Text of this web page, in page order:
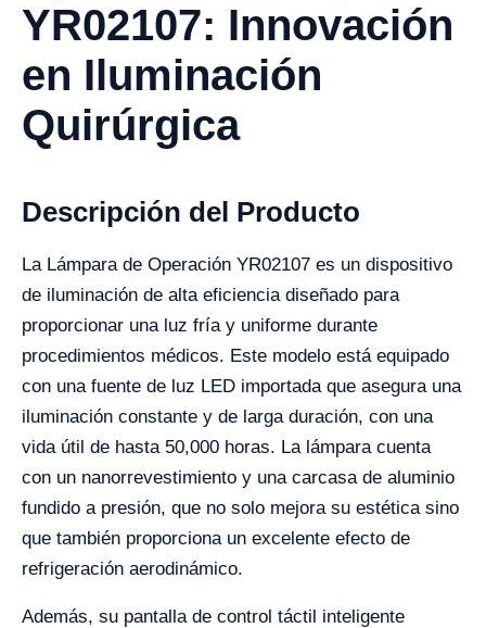
YR02107: Innovación
en Iluminación
Quirúrgica
Descripción del Producto
La Lámpara de Operación YR02107 es un dispositivo
de iluminación de alta eficiencia diseñado para
proporcionar una luz fría y uniforme durante
procedimientos médicos. Este modelo está equipado
con una fuente de luz LED importada que asegura una
iluminación constante y de larga duración, con una
vida útil de hasta 50,000 horas. La lámpara cuenta
con un nanorrevestimiento y una carcasa de aluminio
fundido a presión, que no solo mejora su estética sino
que también proporciona un excelente efecto de
refrigeración aerodinámico.
Además, su pantalla de control táctil inteligente